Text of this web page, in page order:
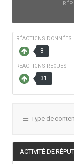
RÉACTIONS DONNÉES
8
RÉACTIONS REÇUES
31
Type de
ACTIVITÉ DE